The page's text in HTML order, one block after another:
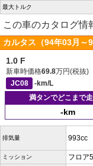
最大トルク
この車のカタログ情
カルタス（94年03月～
1.0 F
新車時価格69.8万円(税抜)
JC08
-km/L
満タンでどこまで
-km
排気量 993cc
ミッション フロア